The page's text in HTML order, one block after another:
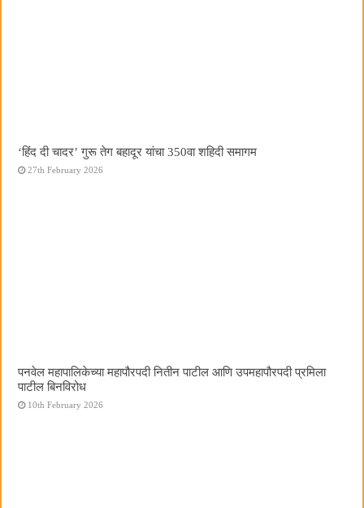
‘हिंद दी चादर’ गुरू तेग बहादूर यांचा 350वा शहिदी समागम
27th February 2026
पनवेल महापालिकेच्या महापौरपदी नितीन पाटील आणि उपमहापौरपदी प्रमिला
पाटील बिनविरोध
10th February 2026